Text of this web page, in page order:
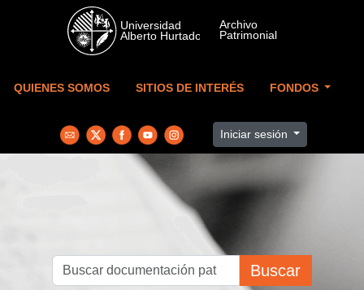
Skip to main content
QUIENES SOMOS SITIOS DE INTERÉS FONDOS
Iniciar sesión
Buscar